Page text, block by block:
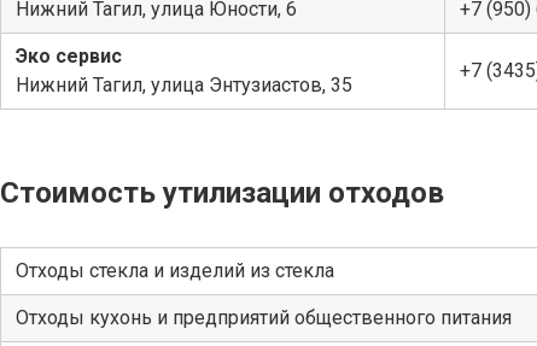
Нижний Тагил, улица Юности, 6
+7
Эко сервис
Нижний Тагил, улица Энтузиастов, 35
+7
Стоимость утилизации отходов
Отходы стекла и изделий из стекла
Отходы кухонь и предприятий общественного питания